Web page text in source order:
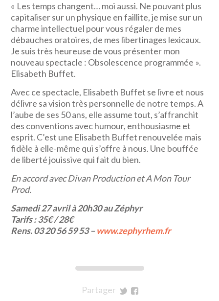
« Les temps changent… moi aussi. Ne pouvant plus
capitaliser sur un physique en faillite, je mise sur un
charme intellectuel pour vous régaler de mes
débauches oratoires, de mes libertinages lexicaux.
Je suis très heureuse de vous présenter mon
nouveau spectacle : Obsolescence programmée ».
Elisabeth Buffet.
Avec ce spectacle, Elisabeth Buffet se livre et nous
délivre sa vision très personnelle de notre temps. A
l’aube de ses 50 ans, elle assume tout, s’affranchit
des conventions avec humour, enthousiasme et
esprit. C’est une Elisabeth Buffet renouvelée mais
fidèle à elle-même qui s’offre à nous. Une bouffée
de liberté jouissive qui fait du bien.
En accord avec Divan Production et A Mon Tour
Prod.
Samedi 27 avril à 20h30 au Zéphyr
Tarifs : 35€ / 28€
Rens. 03 20 56 59 53 – www.zephyrhem.fr
Partager